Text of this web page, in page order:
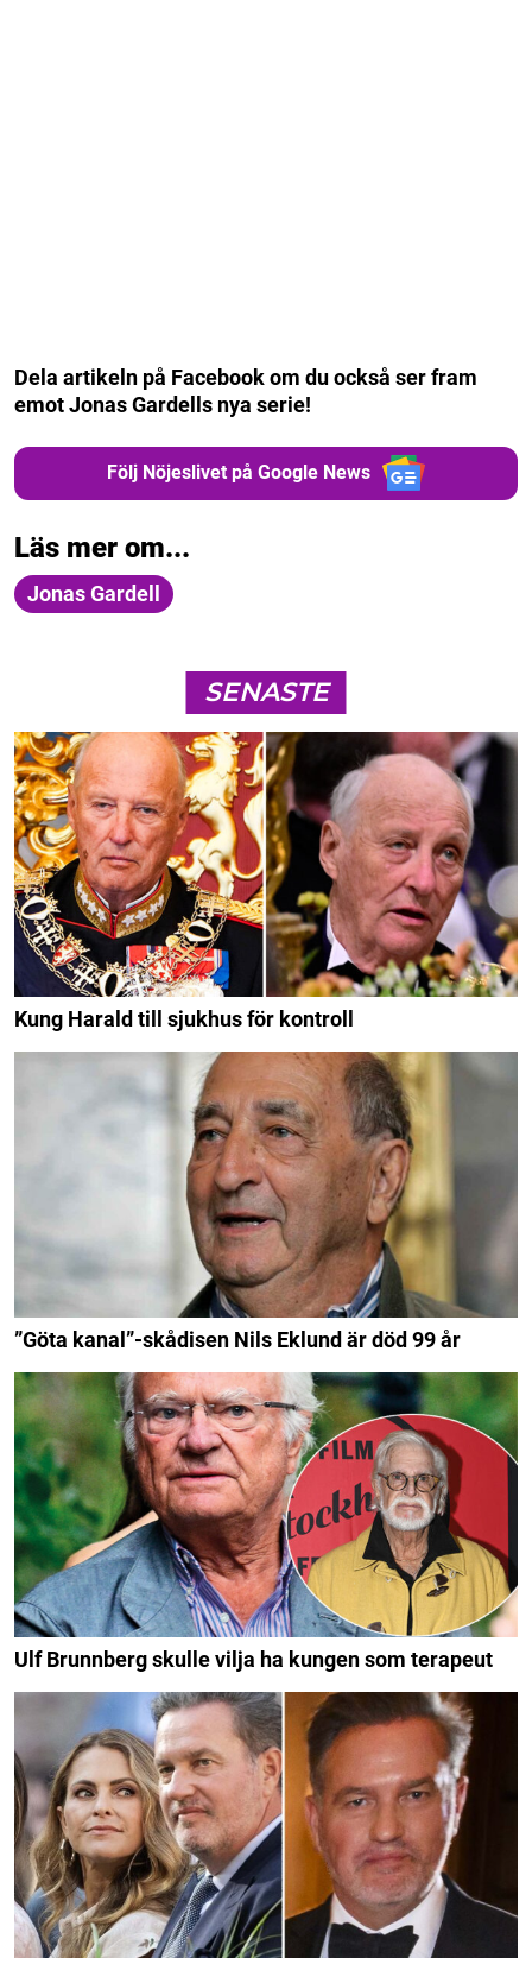
Dela artikeln på Facebook om du också ser fram
emot Jonas Gardells nya serie!
Följ Nöjeslivet på Google News
Läs mer om...
Jonas Gardell
SENASTE
Kung Harald till sjukhus för kontroll
”Göta kanal”-skådisen Nils Eklund är död 99 år
Ulf Brunnberg skulle vilja ha kungen som terapeut